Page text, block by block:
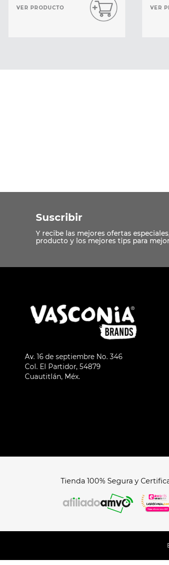
VER PRODUCTO VER
Suscribir
Av. 16 de septiembre No. 346
Col. El Partidor, 54879
Cuautitlán, Méx.
Tienda 100% Segura y